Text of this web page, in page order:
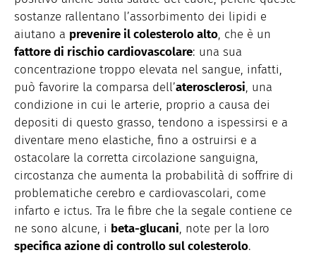
sostanze rallentano l’assorbimento dei lipidi e
aiutano a prevenire il colesterolo alto, che è un
fattore di rischio cardiovascolare: una sua
concentrazione troppo elevata nel sangue, infatti,
può favorire la comparsa dell’aterosclerosi, una
condizione in cui le arterie, proprio a causa dei
depositi di questo grasso, tendono a ispessirsi e a
diventare meno elastiche, fino a ostruirsi e a
ostacolare la corretta circolazione sanguigna,
circostanza che aumenta la probabilità di soffrire di
problematiche cerebro e cardiovascolari, come
infarto e ictus. Tra le fibre che la segale contiene ce
ne sono alcune, i beta-glucani, note per la loro
specifica azione di controllo sul colesterolo.